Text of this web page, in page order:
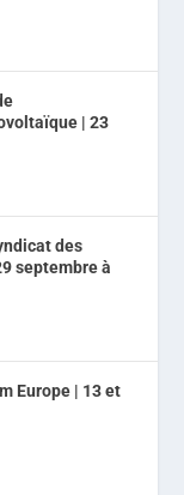
| 23
des
septembre à
Europe | 13 et